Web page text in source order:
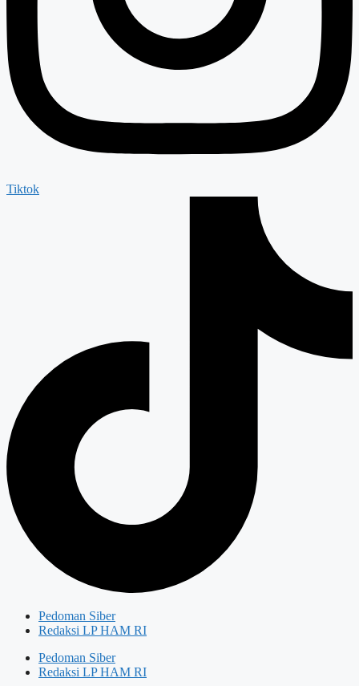
Tiktok
Pedoman Siber
Redaksi LP HAM RI
Pedoman Siber
Redaksi LP HAM RI